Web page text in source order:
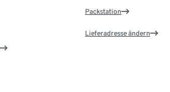
Packstation
Lieferadresse ändern